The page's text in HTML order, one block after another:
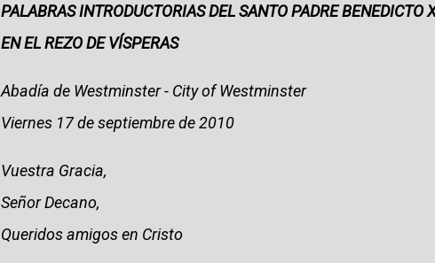
PALABRAS INTRODUCTORIAS DEL SANTO PADRE BENEDICTO
EN EL REZO DE VÍSPERAS
Abadía de Westminster - City of Westminster
Viernes 17 de septiembre de 2010
Vuestra Gracia,
Señor Decano,
Queridos amigos en Cristo